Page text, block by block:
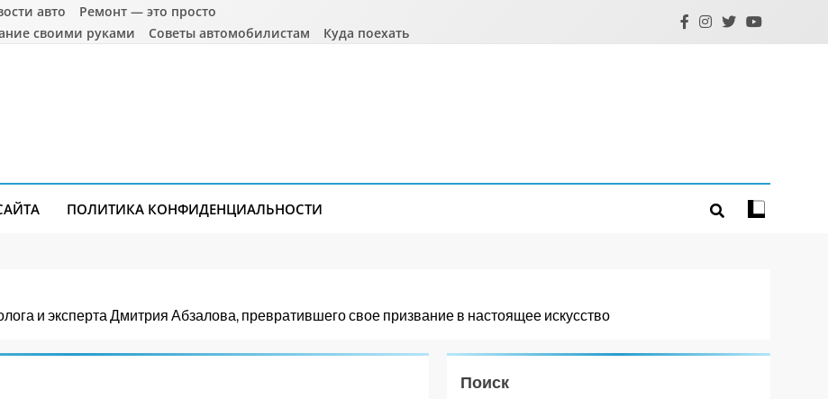
авто
Ремонт — это просто
своими руками
Советы автомобилистам Куда поехать
ПОЛИТИКА КОНФИДЕНЦИАЛЬНОСТИ
и эксперта Дмитрия Абзалова, превратившего свое призвание в настоящее искусство
Поиск